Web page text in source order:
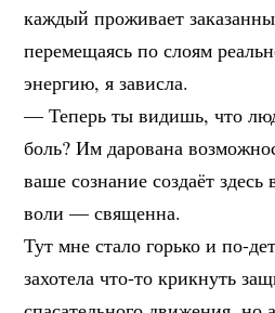
каждый проживает
перемещаясь по слоям
энергию, я зависла.
— Теперь ты видишь, что
боль? Им дарована
ваше сознание создаёт
воли — священна.
Тут мне стало горько и по-
захотела что-то крикнуть